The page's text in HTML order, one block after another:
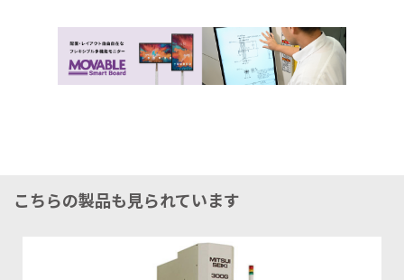
こちらの製品も見られています